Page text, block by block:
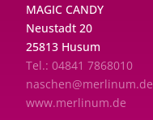
MAGIC CANDY
Neustadt 20
25813 Husum
Tel.: 04841 7868010
naschen@merlinum.de
www.merlinum.de